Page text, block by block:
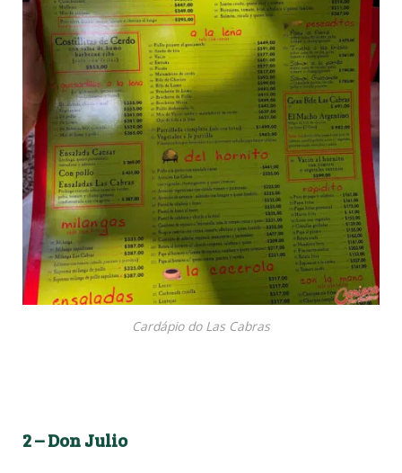
Cardápio do Las Cabras
2 – Don Julio